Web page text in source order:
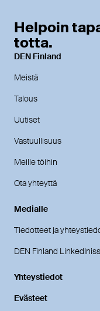
Helpoin
totta.
DEN Finland
Meistä
Talous
Uutiset
Vastuullisuus
Meille töihin
Ota yhteyttä
Medialle
Tiedotteet ja
DEN Finland
Yhteystiedot
Evästeet